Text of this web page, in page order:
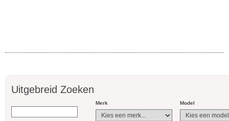
Uitgebreid Zoeken
Merk Model